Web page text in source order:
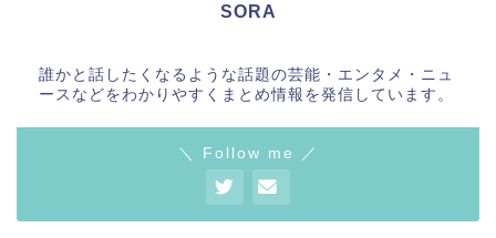
SORA
誰かと話したくなるような話題の芸能・エンタメ・ニュ
ースなどをわかりやすくまとめ情報を発信しています。
＼ Follow me ／